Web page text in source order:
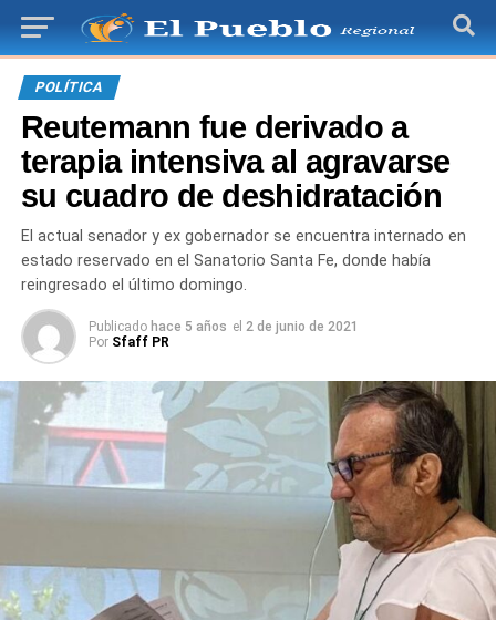
POLÍTICA
Reutemann fue derivado a
terapia intensiva al agravarse
su cuadro de deshidratación
El actual senador y ex gobernador se encuentra internado en
estado reservado en el Sanatorio Santa Fe, donde había
reingresado el último domingo.
Publicado hace 5 años el 2 de junio de 2021
Por Sfaff PR